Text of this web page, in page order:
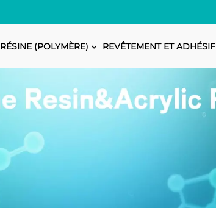
RÉSINE (POLYMÈRE) REVÊTEMENT ET ADHÉSIF